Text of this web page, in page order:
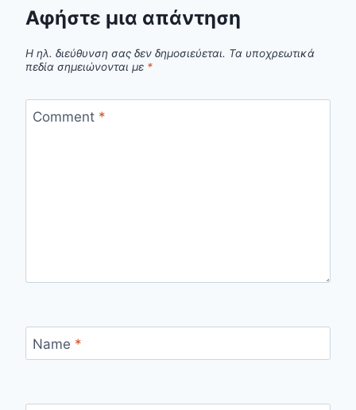
Αφήστε μια απάντηση
Η ηλ. διεύθυνση σας δεν δημοσιεύεται. Τα υποχρεωτικά
πεδία σημειώνονται με *
Comment *
Name *